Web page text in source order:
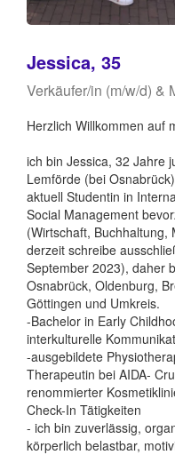
Jessica, 35
Verkäufer/in (m/w/d) &
Herzlich Willkommen auf
ich bin Jessica, 32 Jahre
Lemförde (bei
aktuell Studentin in
Social Management
(Wirtschaft, Buchhaltung,
derzeit schreibe
September 2023), daher
Osnabrück, Oldenburg,
Göttingen und Umkreis.
-Bachelor in Early
interkulturelle
-ausgebildete
Therapeutin bei AIDA-
renommierter
Check-In Tätigkeiten
- ich bin zuverlässig,
körperlich belastbar,